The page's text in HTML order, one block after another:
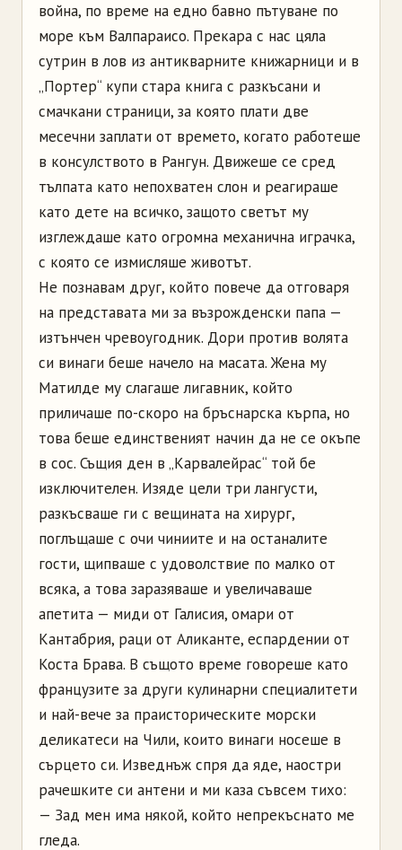
война, по време на едно бавно пътуване по
море към Валпараисо. Прекара с нас цяла
сутрин в лов из антикварните книжарници и в
„Портер“ купи стара книга с разкъсани и
смачкани страници, за която плати две
месечни заплати от времето, когато работеше
в консулството в Рангун. Движеше се сред
тълпата като непохватен слон и реагираше
като дете на всичко, защото светът му
изглеждаше като огромна механична играчка,
с която се измисляше животът.
Не познавам друг, който повече да отговаря
на представата ми за възрожденски папа —
изтънчен чревоугодник. Дори против волята
си винаги беше начело на масата. Жена му
Матилде му слагаше лигавник, който
приличаше по-скоро на бръснарска кърпа, но
това беше единственият начин да не се окъпе
в сос. Същия ден в „Карвалейрас“ той бе
изключителен. Изяде цели три лангусти,
разкъсваше ги с вещината на хирург,
поглъщаше с очи чиниите и на останалите
гости, щипваше с удоволствие по малко от
всяка, а това заразяваше и увеличаваше
апетита — миди от Галисия, омари от
Кантабрия, раци от Аликанте, еспардении от
Коста Брава. В същото време говореше като
французите за други кулинарни специалитети
и най-вече за праисторическите морски
деликатеси на Чили, които винаги носеше в
сърцето си. Изведнъж спря да яде, наостри
рачешките си антени и ми каза съвсем тихо:
— Зад мен има някой, който непрекъснато ме
гледа.